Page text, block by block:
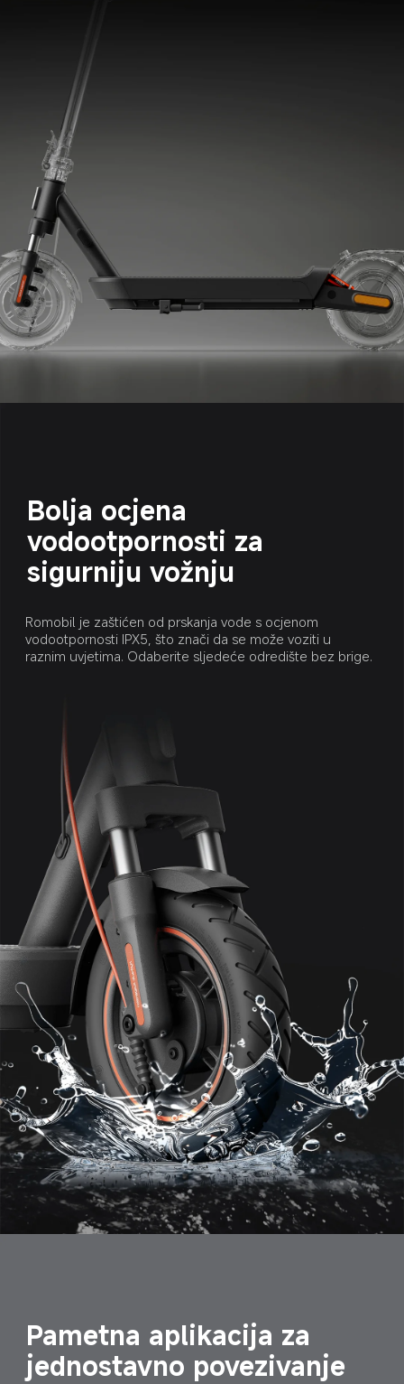
Bolja ocjena
vodootpornosti za
sigurniju vožnju
Romobil je zaštićen od prskanja vode s ocjenom
vodootpornosti IPX5, što znači da se može voziti u
raznim uvjetima. Odaberite sljedeće odredište bez brige.
Pametna aplikacija za
jednostavno povezivanje